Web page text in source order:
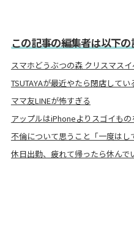
この記事の編集者は以下
スマホどうぶつの森 クリスマス
TSUTAYAが最近やたら閉店して
ママ友LINEが怖すぎる
アップルはiPhoneよりスゴイも
不倫について思うこと「一度はし
休日出勤、疲れて帰ったら休ん